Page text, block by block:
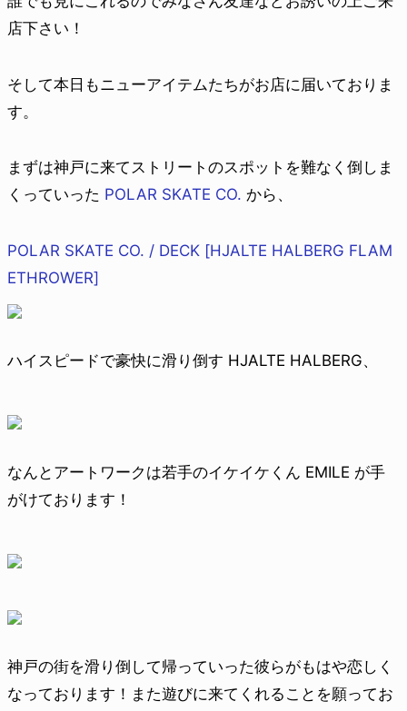
店下さい！
そして本日もニューアイテムたちがお店に届いておりま
す。
まずは神戸に来てストリートのスポットを難なく倒しま
くっていった POLAR SKATE CO. から、
POLAR SKATE CO. / DECK [HJALTE HALBERG FLAM
ETHROWER]
ハイスピードで豪快に滑り倒す HJALTE HALBERG、
なんとアートワークは若手のイケイケくん EMILE が手
がけております！
神戸の街を滑り倒して帰っていった彼らがもはや恋しく
なっております！また遊びに来てくれることを願ってお